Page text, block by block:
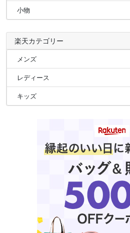
小物
楽天カテゴリー
メンズ
レディース
キッズ